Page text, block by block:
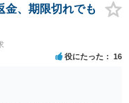
金、期限切れでも
役にたった 16